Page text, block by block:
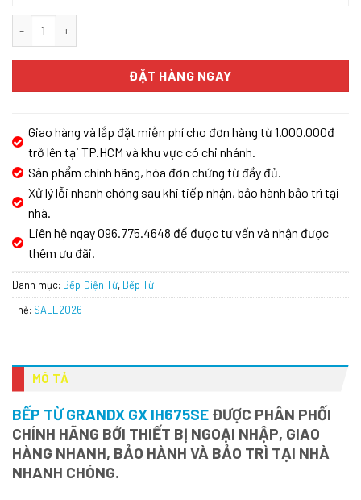
ĐẶT HÀNG NGAY
Giao hàng và lắp đặt miễn phí cho đơn hàng từ 1.000.000đ
trở lên tại TP.HCM và khu vực có chi nhánh.
Sản phẩm chính hãng, hóa đơn chứng từ đầy đủ.
Xử lý lỗi nhanh chóng sau khi tiếp nhận, bảo hành bảo trì tại
nhà.
Liên hệ ngay 096.775.4648 để được tư vấn và nhận được
thêm ưu đãi.
Danh mục: Bếp Điện Từ, Bếp Từ
Thẻ: SALE2026
MÔ TẢ
BẾP TỪ GRANDX GX IH675SE ĐƯỢC PHÂN PHỐI
CHÍNH HÃNG BỚI THIẾT BỊ NGOẠI NHẬP, GIAO
HÀNG NHANH, BẢO HÀNH VÀ BẢO TRÌ TẠI NHÀ
NHANH CHÓNG.